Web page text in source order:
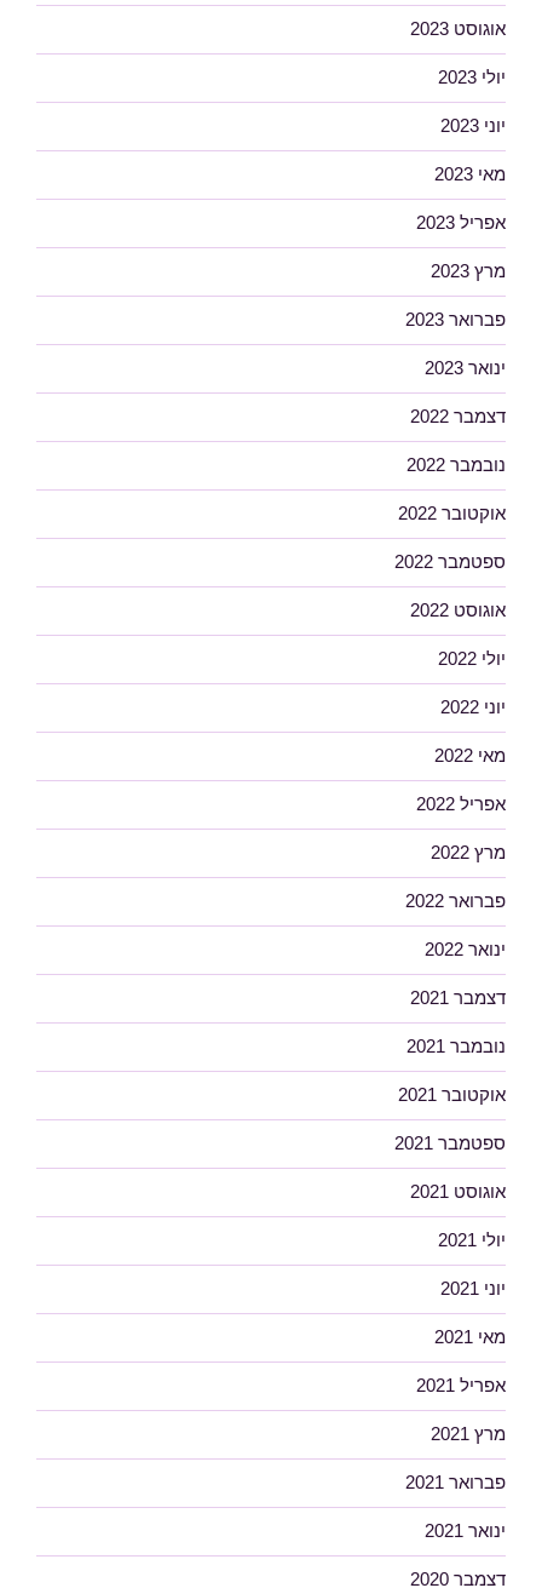
אוגוסט 2023
יולי 2023
יוני 2023
מאי 2023
אפריל 2023
מרץ 2023
פברואר 2023
ינואר 2023
דצמבר 2022
נובמבר 2022
אוקטובר 2022
ספטמבר 2022
אוגוסט 2022
יולי 2022
יוני 2022
מאי 2022
אפריל 2022
מרץ 2022
פברואר 2022
ינואר 2022
דצמבר 2021
נובמבר 2021
אוקטובר 2021
ספטמבר 2021
אוגוסט 2021
יולי 2021
יוני 2021
מאי 2021
אפריל 2021
מרץ 2021
פברואר 2021
ינואר 2021
דצמבר 2020